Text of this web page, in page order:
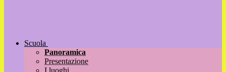
Scuola
Panoramica
Presentazione